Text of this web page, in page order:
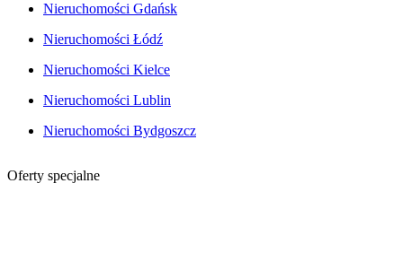
Nieruchomości Gdańsk
Nieruchomości Łódź
Nieruchomości Kielce
Nieruchomości Lublin
Nieruchomości Bydgoszcz
Oferty specjalne